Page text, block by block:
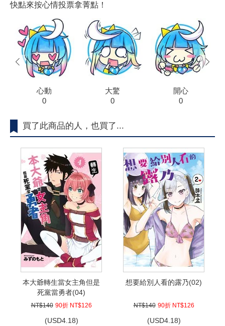
快點來按心情投票拿菁點！
心動
0
大驚
0
開心
0
prev next
買了此商品的人，也買了...
本大爺轉生當女主角但是
死黨當勇者(04)
NT$140 90折 NT$126
(USD4.18)
想要給別人看的露乃(02)
NT$140 90折 NT$126
(USD4.18)